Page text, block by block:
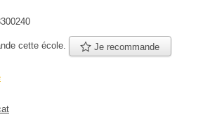
cette école. Je recommande